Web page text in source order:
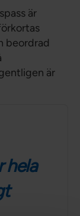
är
beordrad
är
hela